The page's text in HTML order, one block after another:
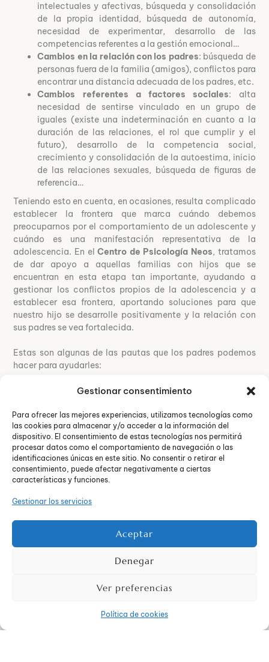
Gestionar consentimiento
Para ofrecer las mejores experiencias, utilizamos tecnologías como
las cookies para almacenar y/o acceder a la información del
dispositivo. El consentimiento de estas tecnologías nos permitirá
procesar datos como el comportamiento de navegación o las
identificaciones únicas en este sitio. No consentir o retirar el
consentimiento, puede afectar negativamente a ciertas
características y funciones.
Gestionar los servicios
Aceptar
Denegar
Ver preferencias
Política de cookies
intelectuales y afectivas, búsqueda y consolidación
de la propia identidad, búsqueda de autonomía,
necesidad de experimentar, desarrollo de las
competencias referentes a la gestión emocional…
Cambios en la relación con los padres: búsqueda de
personas fuera de la familia (amigos), conflictos para
encontrar una distancia adecuada de los padres, etc.
Cambios referentes a factores sociales: alta
necesidad de sentirse vinculado en un grupo de
iguales (existe una indeterminación en cuanto a la
duración de las relaciones, el rol que cumplir y el
futuro), desarrollo de la competencia social,
crecimiento y consolidación de la autoestima, inicio
de las relaciones sexuales, búsqueda de figuras de
referencia…
Teniendo esto en cuenta, en ocasiones, resulta complicado
establecer la frontera que marca cuándo debemos
preocuparnos por el comportamiento de un adolescente y
cuándo es una manifestación representativa de la
adolescencia. En elCentro de Psicología Neos, tratamos
de dar apoyo a aquellas familias con hijos que se
encuentran en esta etapa tan importante, ayudando a
gestionar los conflictos propios de la adolescencia y a
establecer esa frontera, aportando soluciones para que
nuestro hijo se desarrolle positivamente y la relación con
sus padres se vea fortalecida.
Estas son algunas de las pautas que los padres podemos
hacer para ayudarles:
Crear y un entorno familiar seguro donde puedan
escuchados y comprendidos.
Dar muestras de cariño explícitas a pesar de que
los adolescentes, a menudo, se muestran ariscos
Dar ejemplo con el manejo de las emociones
personales, siendo un referente para ellos.
No minimizar o bromear con sus comportamientos o
Fomentar su autoestima
Evitar los tabús a la hora de hablar de temas
violencia de género, identidad sexual…
Presentar, los dos progenitores, un frente común
puedan confundir al adolescente.